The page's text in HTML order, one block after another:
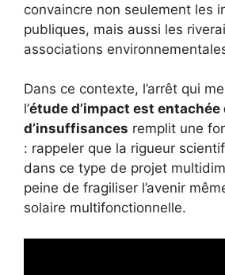
convaincre non seulement les
publiques, mais aussi les
associations
Dans ce contexte, l’arrêt qui
l’étude d’impact est entachée
d’insuffisances remplit une
: rappeler que la rigueur
dans ce type de projet
peine de fragiliser l’avenir
solaire multifonctionnelle.